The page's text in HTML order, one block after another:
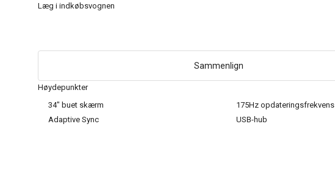
Høydepunkter
34" buet skærm
175Hz opdateringsfrekvens
Adaptive Sync
USB-hub
Læg i indkøbsvognen
Sammenlign